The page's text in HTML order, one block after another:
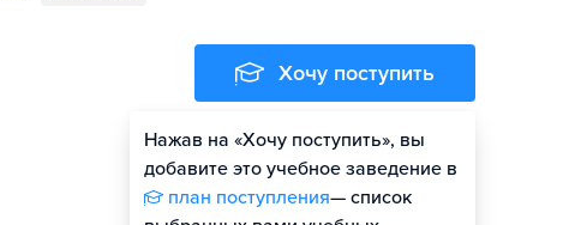
Хочу поступить
Нажав на «Хочу поступить», вы
добавите это учебное заведение в
план поступления— список
Оценить шансы